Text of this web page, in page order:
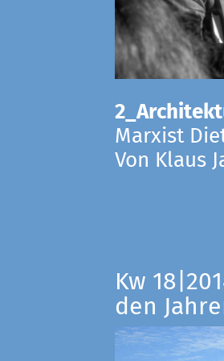
Marxist
Von Klaus
Kw
den